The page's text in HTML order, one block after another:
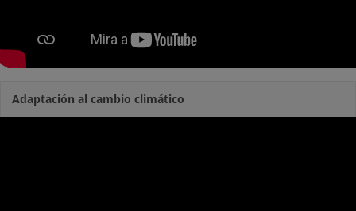
Adaptación al cambio climático